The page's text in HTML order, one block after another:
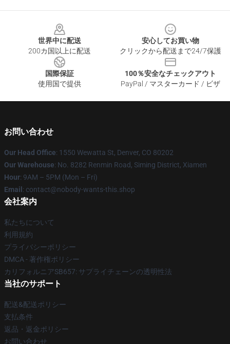
世界中に配送
200カ国以上に配送
安心してお買い物
クリックから配送まで24/7保護
国際保証
使用国で提供
100％安全なチェックアウト
PayPal / マスターカード / ビザ
お問い合わせ
Our Head Office: 1550 Wewatta St, Denver, CO 80202
Our Warehouse: No. 8282 Renmin Road, Siming District, Xiamen
Hour: 9AM – 5PM (Mon – Fri)
Email : contact@nobody-wants-this.shop
会社案内
私たちについて
利用規約
プライバシーポリシー
DMCA - 著作権ポリシー
カリフォルニアSB657: サプライチェーンの透明性法
当社のサポート
配送&配送ポリシー
支払条件
返品・返金ポリシー
お問い合わせ